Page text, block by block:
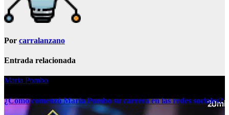
Por carralanzano
Entrada relacionada
Maria Pombo
¿Cómo comenzó María Pombo su carrera en las redes sociales?